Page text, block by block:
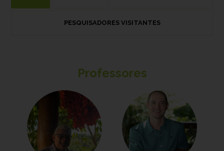
PESQUISADORES VISITANTES
Professores